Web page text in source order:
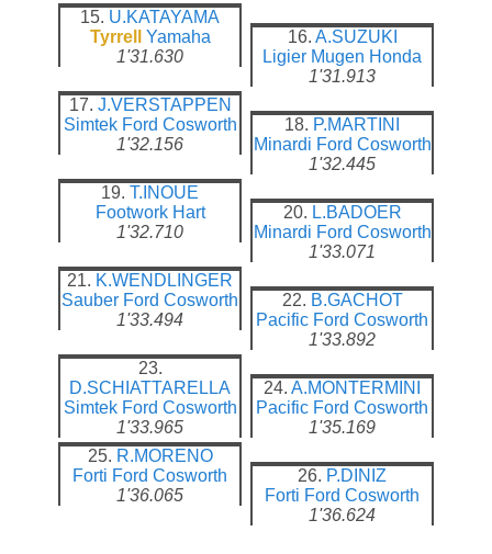
15. U.KATAYAMA
Tyrrell
Yamaha
1'31.630
16. A.SUZUKI
Ligier Mugen Honda
1'31.913
17. J.VERSTAPPEN
Simtek Ford Cosworth
1'32.156
18. P.MARTINI
Minardi Ford Cosworth
1'32.445
19. T.INOUE
Footwork Hart
1'32.710
20. L.BADOER
Minardi Ford Cosworth
1'33.071
21. K.WENDLINGER
Sauber Ford Cosworth
1'33.494
22. B.GACHOT
Pacific Ford Cosworth
1'33.892
23.
D.SCHIATTARELLA
Simtek Ford Cosworth
1'33.965
24. A.MONTERMINI
Pacific Ford Cosworth
1'35.169
25. R.MORENO
Forti Ford Cosworth
1'36.065
26. P.DINIZ
Forti Ford Cosworth
1'36.624